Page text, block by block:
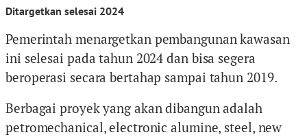
Ditargetkan selesai 2024
Pemerintah menargetkan pembangunan kawasan
ini selesai pada tahun 2024 dan bisa segera
beroperasi secara bertahap sampai tahun 2019.
Berbagai proyek yang akan dibangun adalah
petromechanical, electronic alumine, steel, new